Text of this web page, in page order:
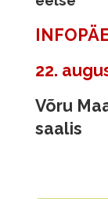
22.
Võru
saalis